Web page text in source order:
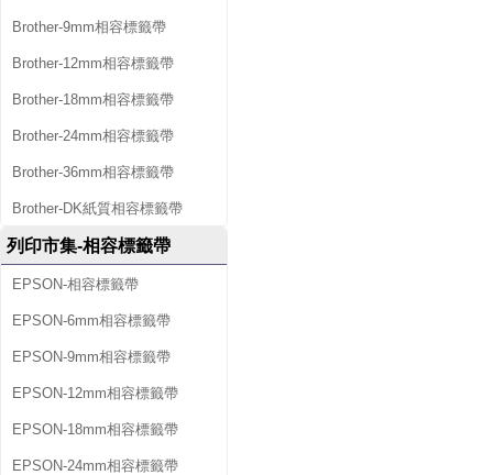
Brother-9mm相容標籤帶
Brother-12mm相容標籤帶
Brother-18mm相容標籤帶
Brother-24mm相容標籤帶
Brother-36mm相容標籤帶
Brother-DK紙質相容標籤帶
列印市集-相容標籤帶
EPSON-相容標籤帶
EPSON-6mm相容標籤帶
EPSON-9mm相容標籤帶
EPSON-12mm相容標籤帶
EPSON-18mm相容標籤帶
EPSON-24mm相容標籤帶